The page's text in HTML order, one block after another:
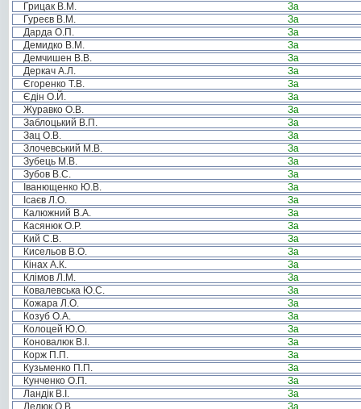
Грицак В.М.
За
Гуреєв В.М.
За
Дарда О.П.
За
Демидко В.М.
За
Демчишен В.В.
За
Деркач А.Л.
За
Єгоренко Т.В.
За
Єдін О.Й.
За
Журавко О.В.
За
Заблоцький В.П.
За
Зац О.В.
За
Злочевський М.В.
За
Зубець М.В.
За
Зубов В.С.
За
Іванющенко Ю.В.
За
Ісаєв Л.О.
За
Калюжний В.А.
За
Касянюк О.Р.
За
Кий С.В.
За
Кисельов В.О.
За
Кінах А.К.
За
Клімов Л.М.
За
Ковалевська Ю.С.
За
Кожара Л.О.
За
Козуб О.А.
За
Колоцей Ю.О.
За
Коновалюк В.І.
За
Корж П.П.
За
Кузьменко П.П.
За
Кунченко О.П.
За
Ландік В.І.
За
Лелюк О.В.
За